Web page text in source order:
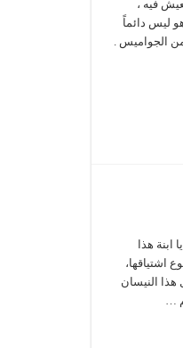
فيه ،
ليس دائماً
من الجواميس .
هذا
اشتياقها،
هذا النيسان
…